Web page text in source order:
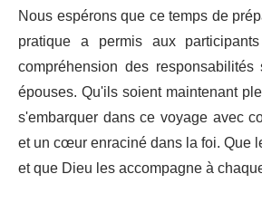
Nous espérons que ce temps de
pratique a permis aux
compréhension des
épouses. Qu'ils soient maintenant
s'embarquer dans ce voyage avec
et un cœur enraciné dans la foi. Que
et que Dieu les accompagne à